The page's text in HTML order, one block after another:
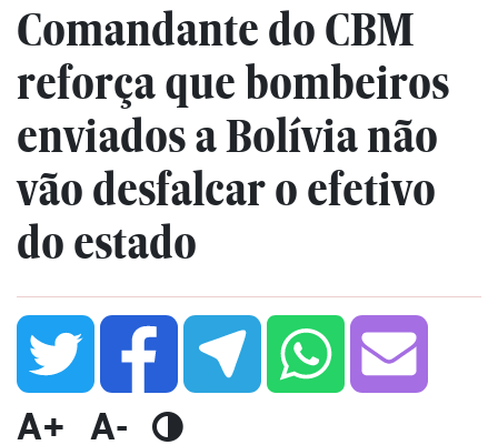
Comandante do CBM
reforça que bombeiros
enviados a Bolívia não
vão desfalcar o efetivo
do estado
A+ A-